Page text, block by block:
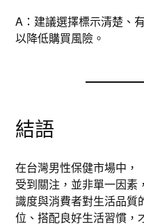
A：建議選擇標示清楚、
以降低購買風險。
結語
在台灣男性保健市場中，
受到關注，並非單一因素
識度與消費者對生活品質
位、搭配良好生活習慣，